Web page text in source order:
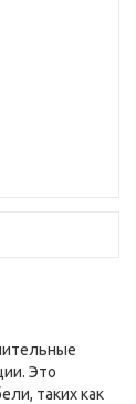
Это
таких как